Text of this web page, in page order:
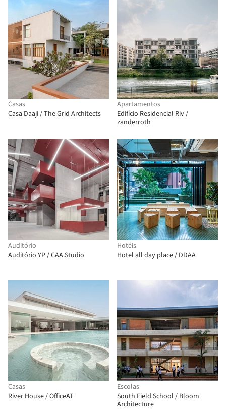
Casas
Casa Daaji / The Grid Architects
Apartamentos
Edifício Residencial Riv /
zanderroth
Auditório
Auditório YP / CAA.Studio
Hotéis
Hotel all day place / DDAA
Casas
River House / OfficeAT
Escolas
South Field School / Bloom
Architecture